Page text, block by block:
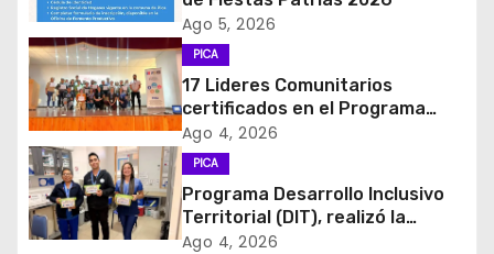
c
i
ó
n
d
Ago 5, 2026
PICA
17 Lideres Comunitarios
certificados en el Programa
MÁS AMA
Ago 4, 2026
PICA
Programa Desarrollo Inclusivo
Territorial (DIT), realizó la
entrega de Cajas de Regulación
Ago 4, 2026